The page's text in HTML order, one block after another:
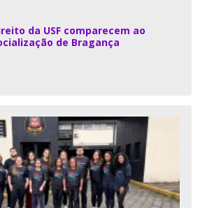
da USF comparecem ao
de Bragança